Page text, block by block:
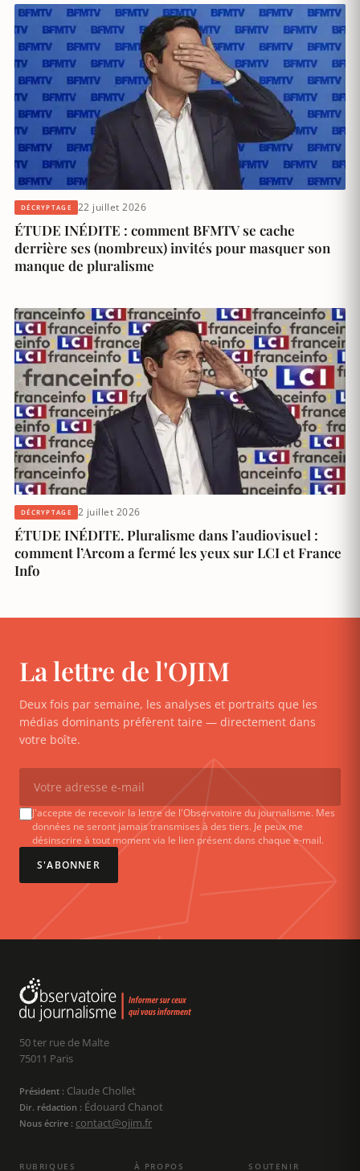
DÉCRYPTAGE 22 juillet 2026
ÉTUDE INÉDITE : comment BFMTV se cache
derrière ses (nombreux) invités pour masquer son
manque de pluralisme
DÉCRYPTAGE 2 juillet 2026
ÉTUDE INÉDITE. Pluralisme dans l’audiovisuel :
comment l’Arcom a fermé les yeux sur LCI et France
Info
La lettre de l'OJIM
Deux fois par semaine, les analyses et portraits que les
médias dominants préfèrent taire — directement dans
votre boîte.
J'accepte de recevoir la lettre de l'Observatoire du journalisme. Mes
données ne seront jamais transmises à des tiers. Je peux me
désinscrire à tout moment via le lien présent dans chaque e-mail.
S'ABONNER
50 ter rue de Malte
75011 Paris
Président : Claude Chollet
Dir. rédaction : Édouard Chanot
Nous écrire : contact@ojim.fr
RUBRIQUES À PROPOS SOUTENIR